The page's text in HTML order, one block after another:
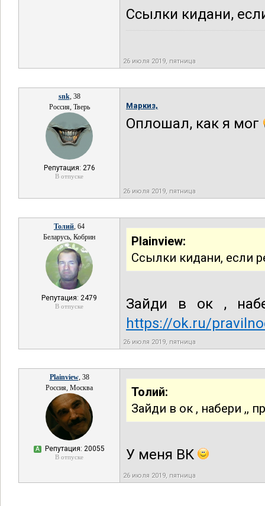
Ссылки кидани,
26 июля 2019, пятница
snk, 38
Россия, Тверь
Репутация: 276
В отпуске
Маркиз,
Оплошал, как я мог
26 июля 2019, пятница
Толий, 64
Беларусь, Кобрин
Репутация: 2479
В отпуске
Plainview:
Ссылки кидани, если
Зайди в ок ,
https://ok.ru/
26 июля 2019, пятница
Plainview, 38
Россия, Москва
А Репутация: 20055
В отпуске
Толий:
Зайди в ок , набери ,,
У меня ВК
26 июля 2019, пятница